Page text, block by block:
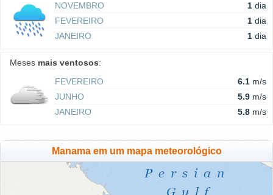
NOVEMBRO
1 dia
FEVEREIRO
1 dia
JANEIRO
1 dia
Meses mais ventosos:
FEVEREIRO
6.1 m/s
JUNHO
5.9 m/s
JANEIRO
5.8 m/s
Manama em um mapa meteorológico